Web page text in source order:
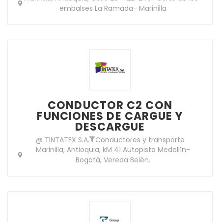
embalses La Ramada- Marinilla
CONDUCTOR C2 CON
FUNCIONES DE CARGUE Y
DESCARGUE
@ TINTATEX S.A.
Conductores y transporte
Marinilla, Antioquia, kM 41 Autopista Medellín-
Bogotá, Vereda Belén.